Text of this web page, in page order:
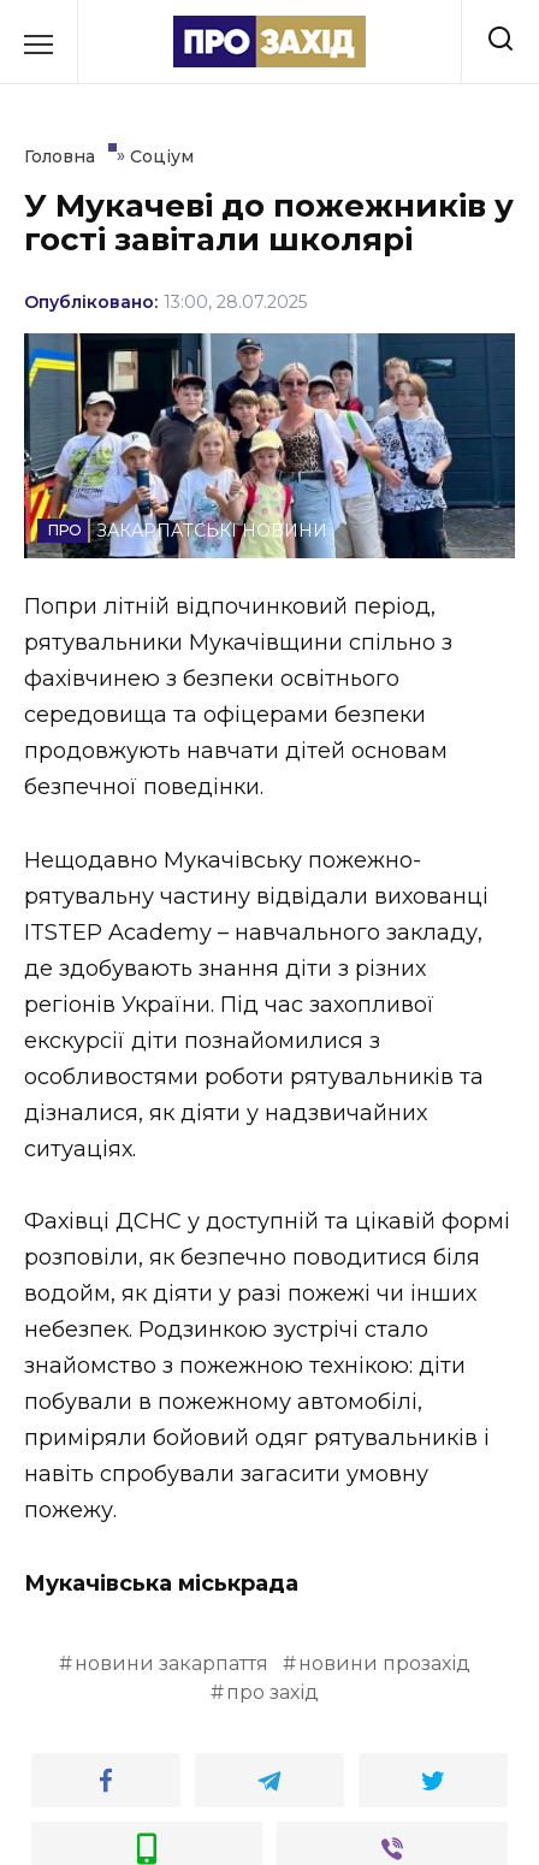
до
Культура
Освіта
Події
Політика
Соціум
Спорт
Стиль життя
Втрачений Ужгород
Втрачений Ужгород (відеоверсія)
ЗАКАРПАТСЬКІ НОВИНИ
НОВИНИ ЗАХІДНОЇ УКРАЇНИ
ФОТО
ВІДЕО
Головна » Соціум
У Мукачеві до пожежників у
гості завітали школярі
Опубліковано: 13:00, 28.07.2025
ЗАКАРПАТСЬКІ НОВИНИ
Попри літній відпочинковий період,
рятувальники Мукачівщини спільно з
фахівчинею з безпеки освітнього
середовища та офіцерами безпеки
продовжують навчати дітей основам
безпечної поведінки.
Нещодавно Мукачівську пожежно-
рятувальну частину відвідали вихованці
ITSTEP Academy – навчального закладу,
де здобувають знання діти з різних
регіонів України. Під час захопливої
екскурсії діти познайомилися з
особливостями роботи рятувальників та
дізналися, як діяти у надзвичайних
ситуаціях.
Фахівці ДСНС у доступній та цікавій формі
розповіли, як безпечно поводитися біля
водойм, як діяти у разі пожежі чи інших
небезпек. Родзинкою зустрічі стало
знайомство з пожежною технікою: діти
побували в пожежному автомобілі,
приміряли бойовий одяг рятувальників і
навіть спробували загасити умовну
пожежу.
Мукачівська міськрада
новини закарпаття
новини прозахід
про захід